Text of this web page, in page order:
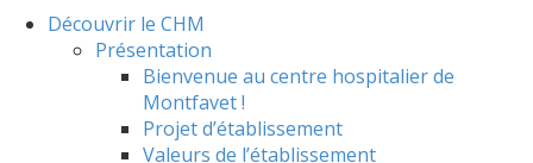
Découvrir le CHM
Présentation
Bienvenue au centre hospitalier de
Montfavet !
Projet d’établissement
Valeurs de l’établissement